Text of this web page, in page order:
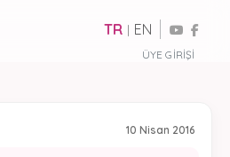
ÜYE GIRIŞI
TR | EN
10 Nisan 2016